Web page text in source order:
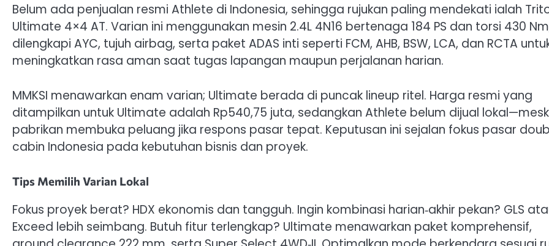
Belum ada penjualan resmi Athlete di Indonesia, sehingga rujukan paling mendekati ialah
Ultimate 4×4 AT. Varian ini menggunakan mesin 2.4L 4N16 bertenaga 184 PS dan torsi 430
dilengkapi AYC, tujuh airbag, serta paket ADAS inti seperti FCM, AHB, BSW, LCA, dan RCTA
meningkatkan rasa aman saat tugas lapangan maupun perjalanan harian.
MMKSI menawarkan enam varian; Ultimate berada di puncak lineup ritel. Harga resmi yang
ditampilkan untuk Ultimate adalah Rp540,75 juta, sedangkan Athlete belum dijual
pabrikan membuka peluang jika respons pasar tepat. Keputusan ini sejalan fokus pasar
cabin Indonesia pada kebutuhan bisnis dan proyek.
Tips Memilih Varian Lokal
Fokus proyek berat? HDX ekonomis dan tangguh. Ingin kombinasi harian‑akhir pekan? GLS
Exceed lebih seimbang. Butuh fitur terlengkap? Ultimate menawarkan paket komprehensif,